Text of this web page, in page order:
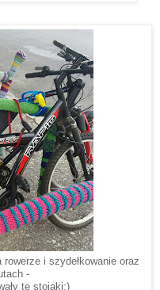
i szydełkowanie oraz
-
te stojaki;)